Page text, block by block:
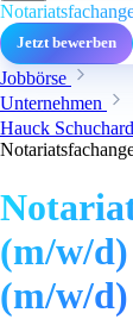
Jetzt bewerben
Jobbörse
Unternehmen
Hauck
(m/w/
(m/w/d)